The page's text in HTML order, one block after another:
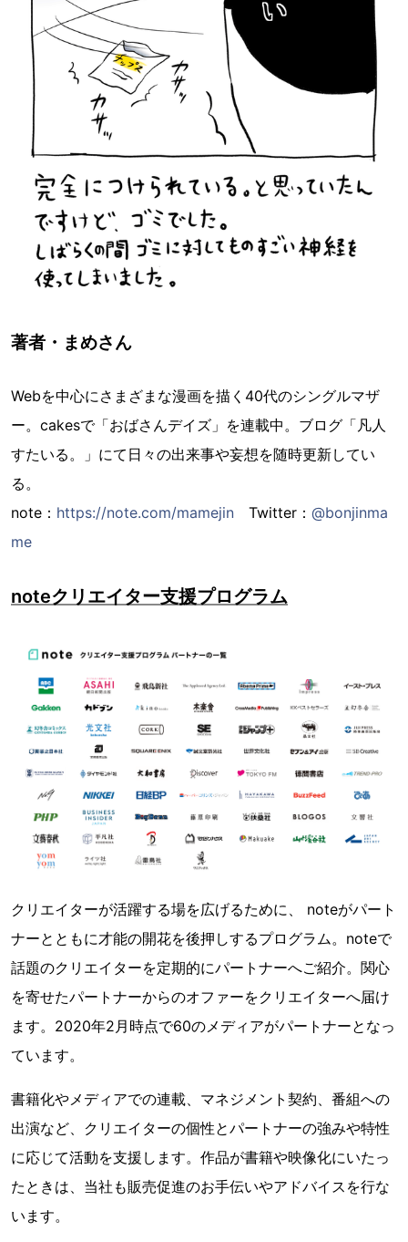
著者・まめさん
Webを中心にさまざまな漫画を描く40代のシングルマザ
ー。cakesで「おばさんデイズ」を連載中。ブログ「凡人
すたいる。」にて日々の出来事や妄想を随時更新してい
る。
note： https://note.com/mamejin Twitter： @bonjinma
me
noteクリエイター支援プログラム
クリエイターが活躍する場を広げるために、 noteがパート
ナーとともに才能の開花を後押しするプログラム。noteで
話題のクリエイターを定期的にパートナーへご紹介。関心
を寄せたパートナーからのオファーをクリエイターへ届け
ます。2020年2月時点で60のメディアがパートナーとなっ
ています。
書籍化やメディアでの連載、マネジメント契約、番組への
出演など、クリエイターの個性とパートナーの強みや特性
に応じて活動を支援します。作品が書籍や映像化にいたっ
たときは、当社も販売促進のお手伝いやアドバイスを行な
います。